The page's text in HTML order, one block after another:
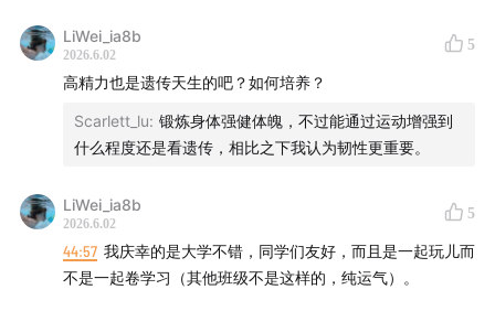
LiWei_ia8b
2026.6.02
5
高精力也是遗传天生的吧？如何培养？
Scarlett_lu: 锻炼身体强健体魄，不过能通过运动增强到
什么程度还是看遗传，相比之下我认为韧性更重要。
LiWei_ia8b
2026.6.02
5
44:57 我庆幸的是大学不错，同学们友好，而且是一起玩儿而
不是一起卷学习（其他班级不是这样的，纯运气）。